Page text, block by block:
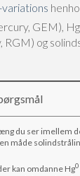
GEM), Hg
og
du ser imellem
måde
kan omdanne Hg0